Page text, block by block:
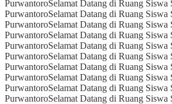
PurwantoroSelamat Datang di Ruang
PurwantoroSelamat Datang di Ruang
PurwantoroSelamat Datang di Ruang
PurwantoroSelamat Datang di Ruang
PurwantoroSelamat Datang di Ruang
PurwantoroSelamat Datang di Ruang
PurwantoroSelamat Datang di Ruang
PurwantoroSelamat Datang di Ruang
PurwantoroSelamat Datang di Ruang
PurwantoroSelamat Datang di Ruang